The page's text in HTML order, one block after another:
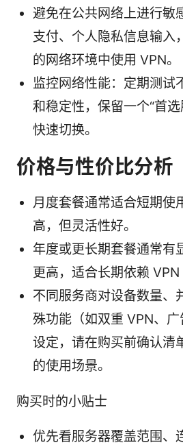
避免在公共网络上进行敏
支付、个人隐私信息输入
的网络环境中使用 VPN。
监控网络性能：定期测试
和稳定性，保留一个“首
快速切换。
价格与性价比分析
月度套餐通常适合短期使
高，但灵活性好。
年度或更长期套餐通常有
更高，适合长期依赖 VPN
不同服务商对设备数量、
殊功能（如双重 VPN、
设定，请在购买前确认清
的使用场景。
购买时的小贴士
优先看服务器覆盖范围、